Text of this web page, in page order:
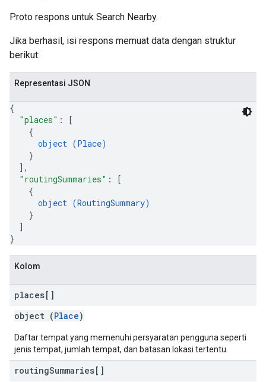
Proto respons untuk Search Nearby.
Jika berhasil, isi respons memuat data dengan struktur
berikut:
Representasi JSON
{
"places" :
[
{
object (Place)
}
] ,
"routingSummaries" :
[
{
object (RoutingSummary)
}
]
}
Kolom
places[]
object (Place)
Daftar tempat yang memenuhi persyaratan pengguna seperti
jenis tempat, jumlah tempat, dan batasan lokasi tertentu.
routingSummaries[]